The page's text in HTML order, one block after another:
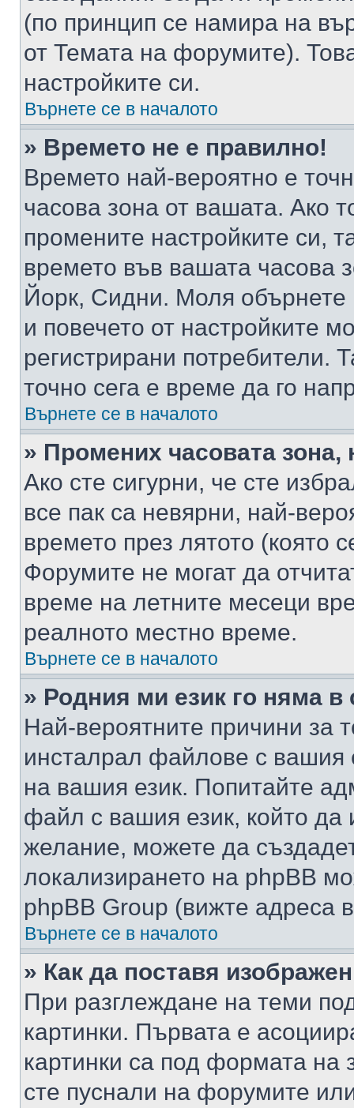
(по принцип се намира на
от Темата на форумите).
настройките си.
Върнете се в началото
» Времето не е правилно!
Времето най-вероятно е
часова зона от вашата. Ако
промените настройките си,
времето във вашата
Йорк, Сидни. Моля обърнете
и повечето от настройките
регистрирани потребители.
точно сега е време да го
Върнете се в началото
» Промених часовата
Ако сте сигурни, че сте
все пак са невярни, най-
времето през лятото (която
Форумите не могат да
време на летните месеци
реалното местно време.
Върнете се в началото
» Родния ми език го няма в
Най-вероятните причини за
инсталрал файлове с вашия
на вашия език. Попитайте
файл с вашия език, който да
желание, можете да
локализирането на phpBB
phpBB Group (вижте адреса
Върнете се в началото
» Как да поставя
При разглеждане на теми
картинки. Първата е
картинки са под формата на
сте пуснали на форумите